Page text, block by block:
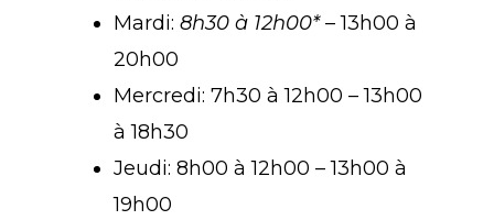
Mardi: 8h30 à 12h00*– 13h00 à
20h00
Mercredi: 7h30 à 12h00 – 13h00
à 18h30
Jeudi: 8h00 à 12h00 – 13h00 à
19h00